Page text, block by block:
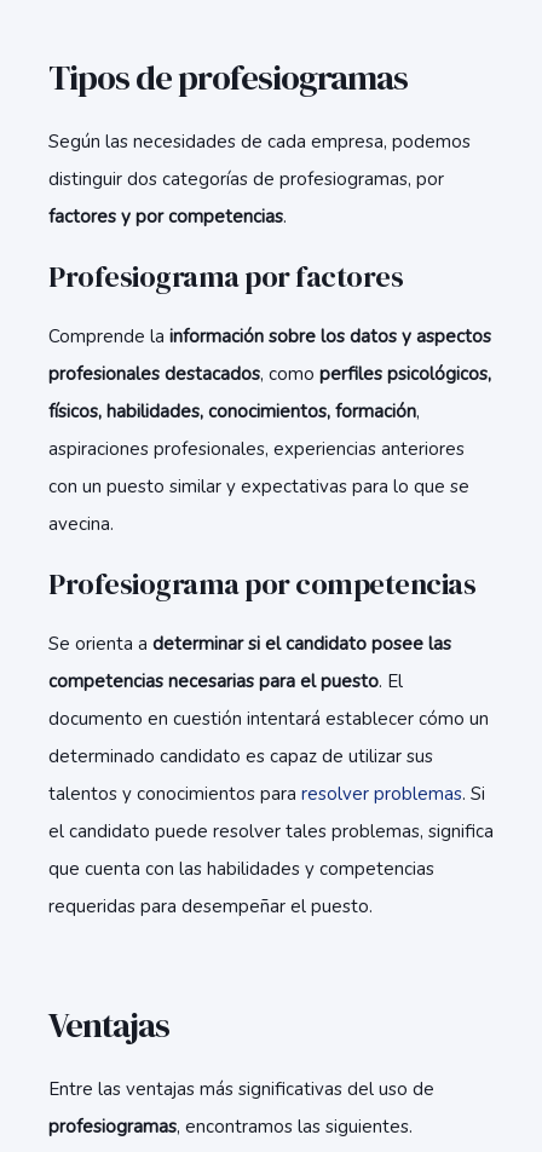
Tipos de profesiogramas
Según las necesidades de cada empresa, podemos
distinguir dos categorías de profesiogramas, por
factores y por competencias.
Profesiograma por factores
Comprende la información sobre los datos y aspectos
profesionales destacados, como perfiles psicológicos,
físicos, habilidades, conocimientos, formación,
aspiraciones profesionales, experiencias anteriores
con un puesto similar y expectativas para lo que se
avecina.
Profesiograma por competencias
Se orienta a determinar si el candidato posee las
competencias necesarias para el puesto. El
documento en cuestión intentará establecer cómo un
determinado candidato es capaz de utilizar sus
talentos y conocimientos para resolver problemas. Si
el candidato puede resolver tales problemas, significa
que cuenta con las habilidades y competencias
requeridas para desempeñar el puesto.
Ventajas
Entre las ventajas más significativas del uso de
profesiogramas, encontramos las siguientes.